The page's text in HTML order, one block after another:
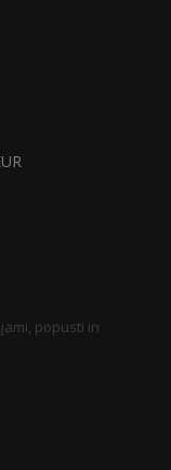
popusti in